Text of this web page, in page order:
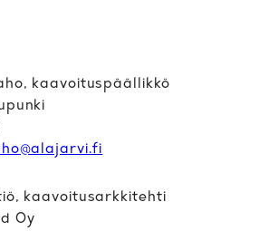
kaavoituspäällikkö
kaavoitusarkkitehti
Oy